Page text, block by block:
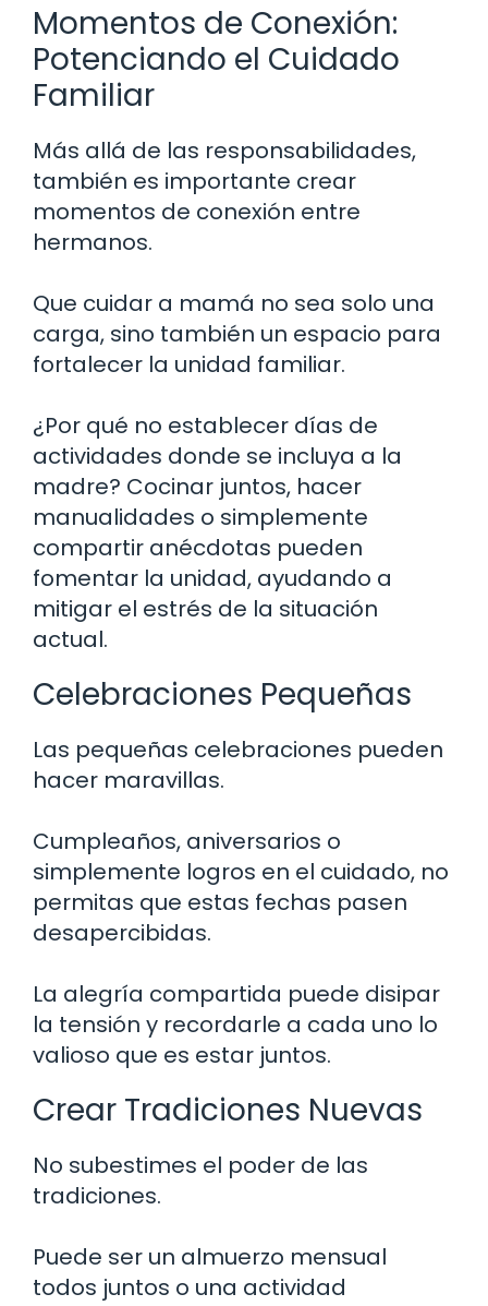
Momentos de Conexión:
Potenciando el Cuidado
Familiar
Más allá de las responsabilidades,
también es importante crear
momentos de conexión entre
hermanos.
Que cuidar a mamá no sea solo una
carga, sino también un espacio para
fortalecer la unidad familiar.
¿Por qué no establecer días de
actividades donde se incluya a la
madre? Cocinar juntos, hacer
manualidades o simplemente
compartir anécdotas pueden
fomentar la unidad, ayudando a
mitigar el estrés de la situación
actual.
Celebraciones Pequeñas
Las pequeñas celebraciones pueden
hacer maravillas.
Cumpleaños, aniversarios o
simplemente logros en el cuidado, no
permitas que estas fechas pasen
desapercibidas.
La alegría compartida puede disipar
la tensión y recordarle a cada uno lo
valioso que es estar juntos.
Crear Tradiciones Nuevas
No subestimes el poder de las
tradiciones.
Puede ser un almuerzo mensual
todos juntos o una actividad